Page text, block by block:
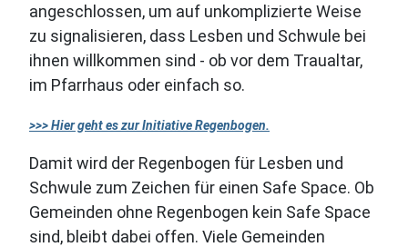
angeschlossen, um auf unkomplizierte Weise
zu signalisieren, dass Lesben und Schwule bei
ihnen willkommen sind - ob vor dem Traualtar,
im Pfarrhaus oder einfach so.
>>> Hier geht es zur Initiative Regenbogen.
Damit wird der Regenbogen für Lesben und
Schwule zum Zeichen für einen Safe Space. Ob
Gemeinden ohne Regenbogen kein Safe Space
sind, bleibt dabei offen. Viele Gemeinden